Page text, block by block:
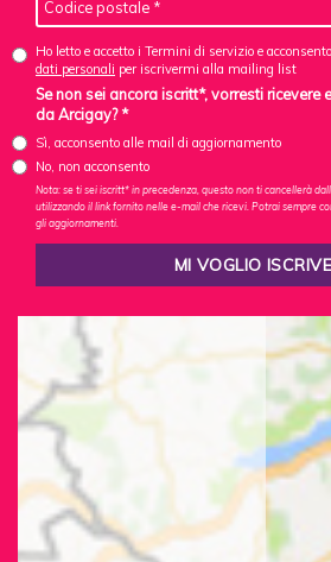
Ho letto e accetto i Termini di servizio e acconsento
dati personali per iscrivermi alla mailing list
Se non sei ancora iscritt*, vorresti
da Arcigay? *
Sì, acconsento alle mail di aggiornamento
No, non acconsento
Nota: se ti sei iscritt* in precedenza, questo non ti cancellerà
utilizzando il link fornito nelle e-mail che ricevi. Potrai sempre
gli aggiornamenti.